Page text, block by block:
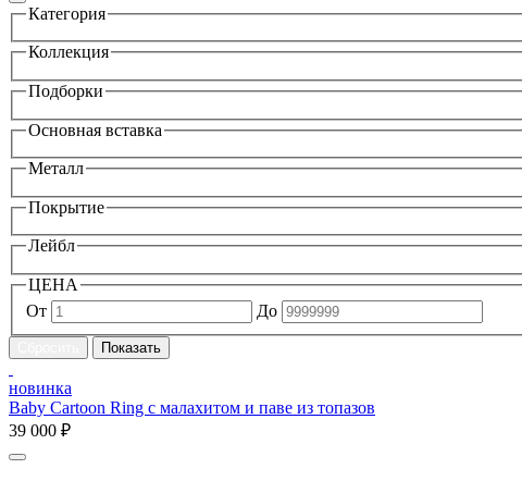
Категория
Коллекция
Подборки
Основная вставка
Металл
Покрытие
Лейбл
ЦЕНА
От
До
новинка
Baby Cartoon Ring с малахитом и паве из топазов
39 000 ₽